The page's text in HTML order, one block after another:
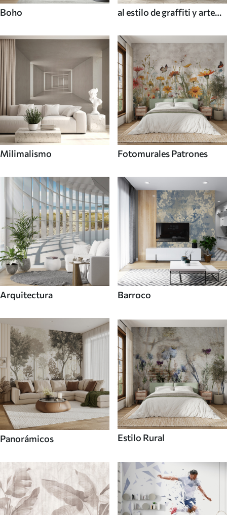
Boho
al estilo de graffiti y arte
Milimalismo Fotomurales Patrones
Arquitectura Barroco
Panorámicos Estilo Rural